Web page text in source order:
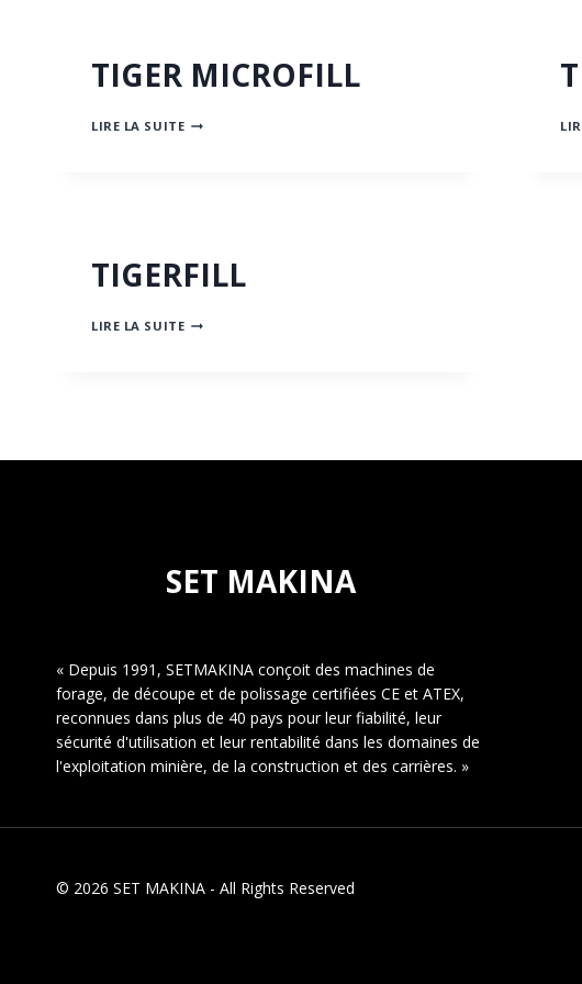
TIGER MICROFILL
LIRE LA SUITETIGER
TIGERFILL
LIRE LA SUITETIGERFILL
SET MAKINA
« Depuis 1991, SETMAKINA conçoit des machines de
forage, de découpe et de polissage certifiées CE et ATEX,
reconnues dans plus de 40 pays pour leur fiabilité, leur
sécurité d'utilisation et leur rentabilité dans les domaines de
l'exploitation minière, de la construction et des carrières. »
© 2026 SET MAKINA - All Rights Reserved